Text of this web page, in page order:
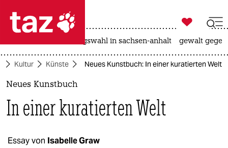
 taz zahl ich
taz zahl ich
politik
öko

taz zahl ich
landtagswahl in sachsen-anhalt gewalt
Kultur Künste Neues Kunstbuch: In einer kuratierten Welt
Neues Kunstbuch
In einer kuratierten Welt
Essay von Isabelle Graw